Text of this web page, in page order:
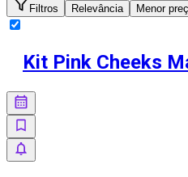
Filtros Relevância Menor
Kit Pink Cheeks